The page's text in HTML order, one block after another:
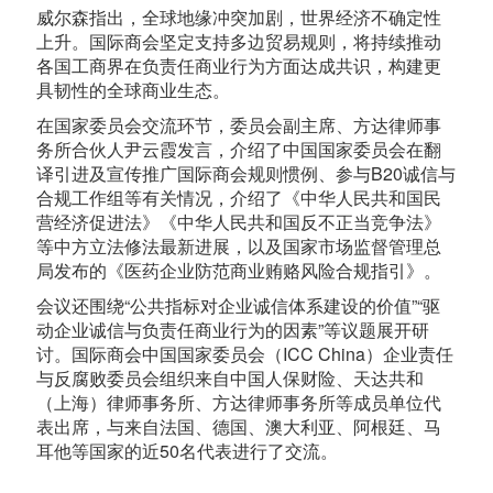
威尔森指出，全球地缘冲突加剧，世界经济不确定性
上升。国际商会坚定支持多边贸易规则，将持续推动
各国工商界在负责任商业行为方面达成共识，构建更
具韧性的全球商业生态。
在国家委员会交流环节，委员会副主席、方达律师事
务所合伙人尹云霞发言，介绍了中国国家委员会在翻
译引进及宣传推广国际商会规则惯例、参与B20诚信与
合规工作组等有关情况，介绍了《中华人民共和国民
营经济促进法》《中华人民共和国反不正当竞争法》
等中方立法修法最新进展，以及国家市场监督管理总
局发布的《医药企业防范商业贿赂风险合规指引》。
会议还围绕“公共指标对企业诚信体系建设的价值”“驱
动企业诚信与负责任商业行为的因素”等议题展开研
讨。国际商会中国国家委员会（ICC China）企业责任
与反腐败委员会组织来自中国人保财险、天达共和
（上海）律师事务所、方达律师事务所等成员单位代
表出席，与来自法国、德国、澳大利亚、阿根廷、马
耳他等国家的近50名代表进行了交流。